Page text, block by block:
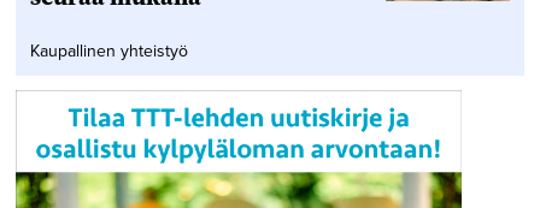
Kaupallinen yhteistyö